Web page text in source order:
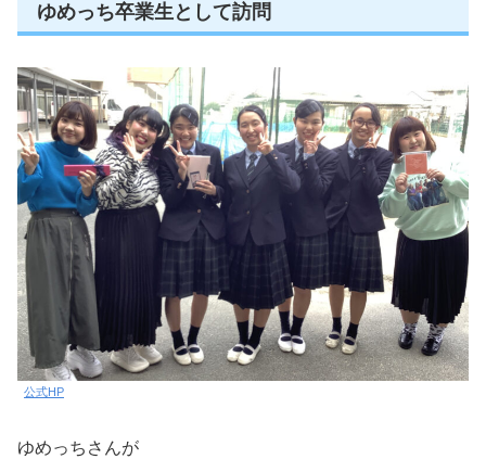
ゆめっち卒業生として訪問
公式HP
ゆめっちさんが